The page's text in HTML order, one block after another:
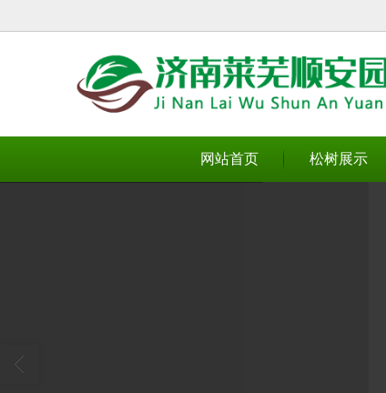
网站首页 松树展示